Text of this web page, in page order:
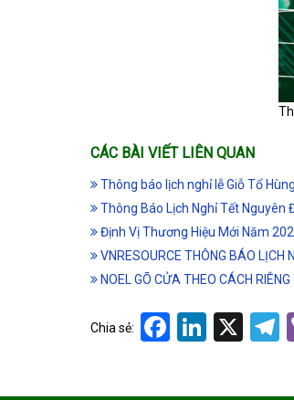
CÁC BÀI VIẾT LIÊN QUAN
Thông báo lịch nghỉ lễ Giỗ Tổ
Thông Báo Lịch Nghỉ Tết Nguyên
Định Vị Thương Hiệu Mới Năm
VNRESOURCE THÔNG BÁO LỊCH
NOEL GÕ CỬA THEO CÁCH
Chia sẻ: Facebook
X